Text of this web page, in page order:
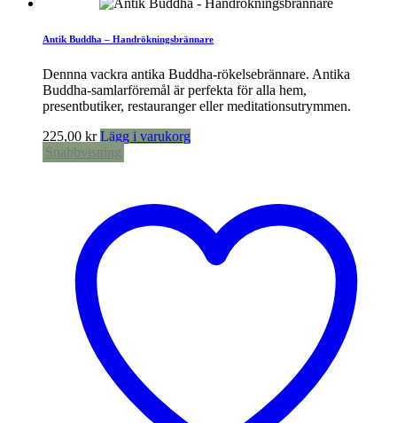
Antik Buddha – Handrökningsbrännare
Dennna vackra antika Buddha-rökelsebrännare. Antika
Buddha-samlarföremål är perfekta för alla hem,
presentbutiker, restauranger eller meditationsutrymmen.
225,00 kr Lägg i varukorg
Snabbvisning